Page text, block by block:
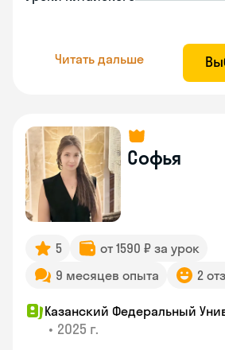
Читать дальше
Софья
5
от 1590 ₽ за урок
9 месяцев опыта
2
Казанский Федеральный
• 2025 г.